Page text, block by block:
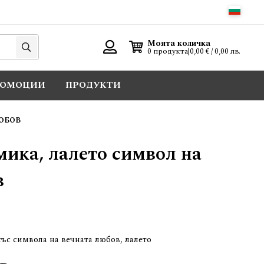
Търси
Моята количка
0 продукта|0,00 € / 0,00 лв.
ПРОДУКТИ
лалето символ на
символа на вечната любов, лалето